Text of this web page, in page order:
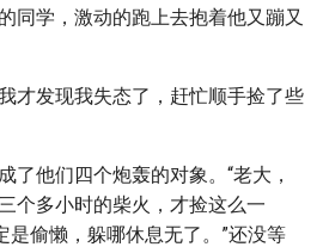
同学，激动的跑上去抱着他又蹦又
才发现我失态了，赶忙顺手捡了些
了他们四个炮轰的对象。“老大，
个多小时的柴火，才捡这么一
是偷懒，躲哪休息无了。”还没等